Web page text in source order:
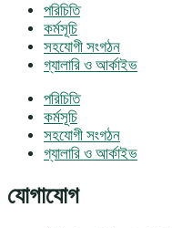
পরিচিতি
কর্মসূচি
সহযোগী সংগঠন
গ্যালারি ও আর্কাইভ
পরিচিতি
কর্মসূচি
সহযোগী সংগঠন
গ্যালারি ও আর্কাইভ
যোগাযোগ